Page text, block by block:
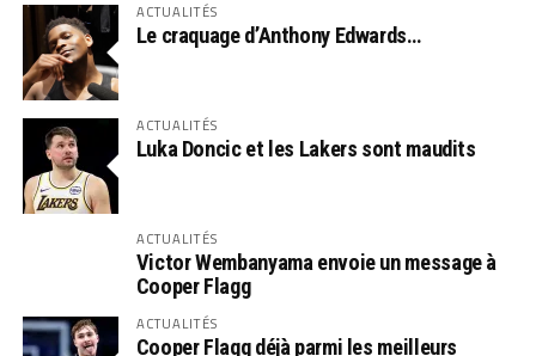
ACTUALITÉS
Le craquage d’Anthony Edwards…
ACTUALITÉS
Luka Doncic et les Lakers sont maudits
ACTUALITÉS
Victor Wembanyama envoie un message à
Cooper Flagg
ACTUALITÉS
Cooper Flagg déjà parmi les meilleurs